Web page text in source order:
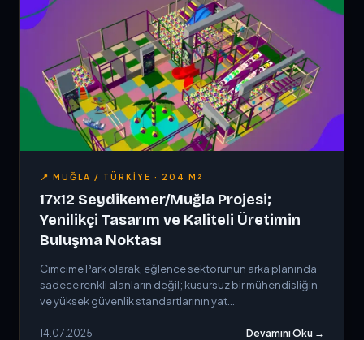
📍 MUĞLA / TÜRKIYE · 204 M²
17x12 Seydikemer/Muğla Projesi;
Yenilikçi Tasarım ve Kaliteli Üretimin
Buluşma Noktası
Cimcime Park olarak, eğlence sektörünün arka planında
sadece renkli alanların değil; kusursuz bir mühendisliğin
ve yüksek güvenlik standartlarının yat...
14.07.2025 Devamını Oku →